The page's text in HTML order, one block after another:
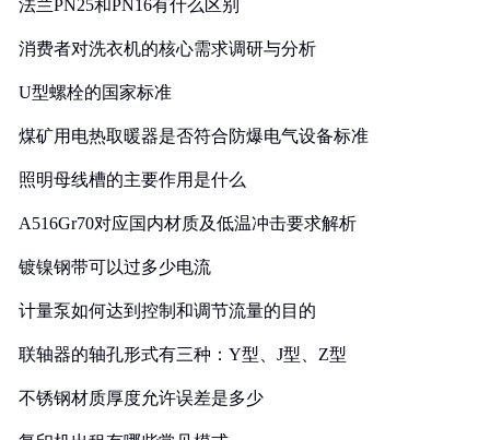
法兰PN25和PN16有什么区别
消费者对洗衣机的核心需求调研与分析
U型螺栓的国家标准
煤矿用电热取暖器是否符合防爆电气设备标准
照明母线槽的主要作用是什么
A516Gr70对应国内材质及低温冲击要求解析
镀镍钢带可以过多少电流
计量泵如何达到控制和调节流量的目的
联轴器的轴孔形式有三种：Y型、J型、Z型
不锈钢材质厚度允许误差是多少